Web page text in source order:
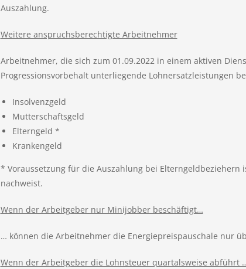
Auszahlung.
Weitere anspruchsberechtigte Arbeitnehmer
Arbeitnehmer, die sich zum 01.09.2022 in einem aktiven
Progressionsvorbehalt unterliegende Lohnersatzleistungen
Insolvenzgeld
Mutterschaftsgeld
Elterngeld *
Krankengeld
* Voraussetzung für die Auszahlung bei
nachweist.
Wenn der Arbeitgeber nur Minijobber beschäftigt…
… können die Arbeitnehmer die Energiepreispauschale nur
Wenn der Arbeitgeber die Lohnsteuer quartalsweise abführt